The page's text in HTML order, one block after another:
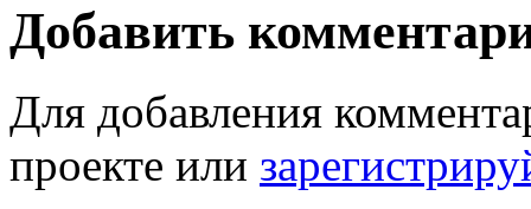
Добавить
Для добавления
проекте или